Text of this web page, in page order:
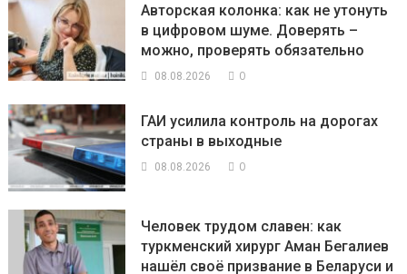
Авторская колонка: как не утонуть
в цифровом шуме. Доверять –
можно, проверять обязательно
08.08.2026 0
ГАИ усилила контроль на дорогах
страны в выходные
08.08.2026 0
Человек трудом славен: как
туркменский хирург Аман Бегалиев
нашёл своё призвание в Беларуси и